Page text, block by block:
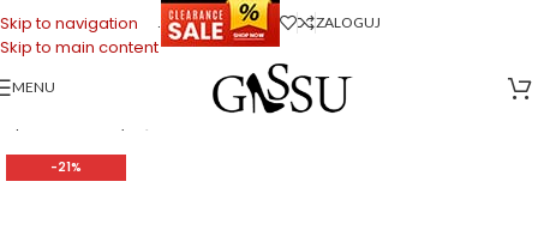
Skip to navigation
Skip to main content
. ZALOGUJ
MENU
Strona główna Sklep firmowy Gassu>Buty Damskie
-21%